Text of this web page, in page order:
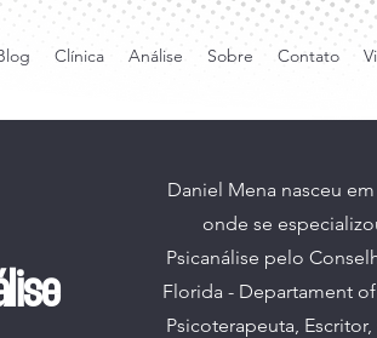
Clínica Análise Sobre Contato
Daniel Mena nasceu
onde se
Psicanálise pelo
Florida - Departament
Psicoterapeuta,